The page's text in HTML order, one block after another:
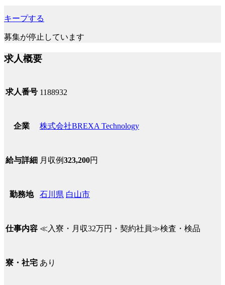
キープする
募集が停止しています
求人概要
求人番号 1188932
企業 株式会社BREXA Technology
給与詳細 月収例323,200円
勤務地 石川県 白山市
仕事内容 ≪入寮・月収32万円・契約社員≫検査・検品
寮・社宅 あり